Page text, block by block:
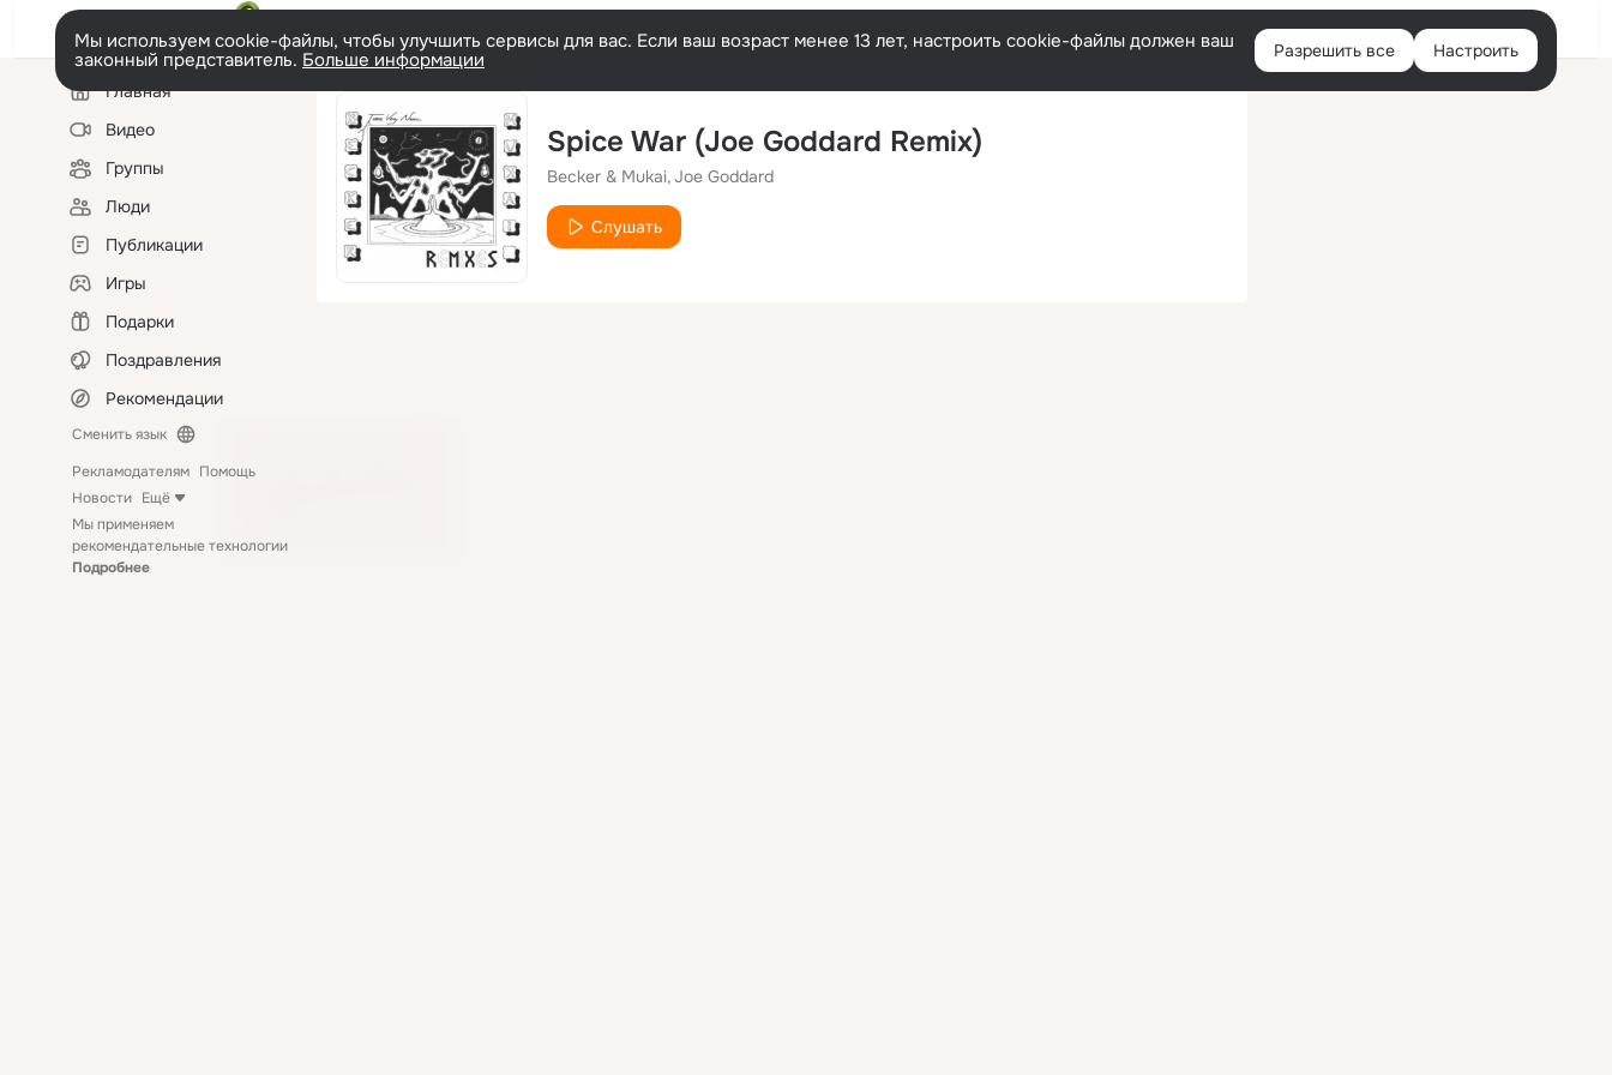
Войти
Мы используем cookie-файлы, чтобы улучшить сервисы для вас. Если ваш возраст менее 13 лет, настроить cookie-файлы должен ваш
законный представитель. Больше информации Разрешить все Настроить
Левая
колонкаГлавная
Видео
Группы
Люди
Публикации
Игры
Подарки
Поздравления
Рекомендации
Сменить язык
Рекламодателям Помощь
Новости Ещё
Мы применяем
рекомендательные технологии
Подробнее
Spice War (Joe Goddard Remix)
Becker & Mukai Joe Goddard
Слушать